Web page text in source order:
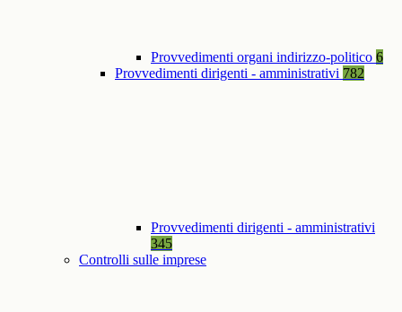
Provvedimenti organi indirizzo-politico 6
Provvedimenti dirigenti - amministrativi 782
Provvedimenti dirigenti - amministrativi
345
Controlli sulle imprese